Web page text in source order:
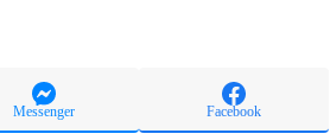
Facebook
Messenger